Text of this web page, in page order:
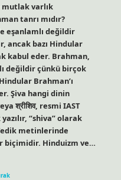
varlık
tanrı mıdır?
eşanlamlı değildir
ancak bazı Hindular
kabul eder. Brahman,
değildir çünkü birçok
Brahman’ı
Şiva hangi dinin
श्रीशिव, resmi IAST
“shiva” olarak
metinlerinde
biçimidir. Hinduizm ve…